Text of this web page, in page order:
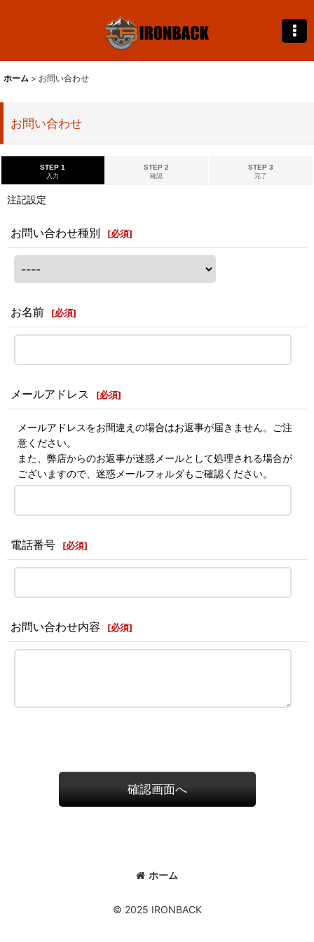
ホーム > お問い合わせ
お問い合わせ
STEP 1
入力
STEP 2
確認
STEP 3
完了
注記設定
お問い合わせ種別 [必須]
お名前 [必須]
メールアドレス [必須]
メールアドレスをお間違えの場合はお返事が届きません。ご注
意ください。
また、弊店からのお返事が迷惑メールとして処理される場合が
ございますので、迷惑メールフォルダもご確認ください。
電話番号 [必須]
お問い合わせ内容 [必須]
確認画面へ
ホーム
© 2025 IRONBACK